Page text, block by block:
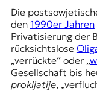
p
a
Die
den 1990er Jahren
Privatisierung der
rücksichtslose
„verrückte“ oder „
Gesellschaft bis
prokljatije,